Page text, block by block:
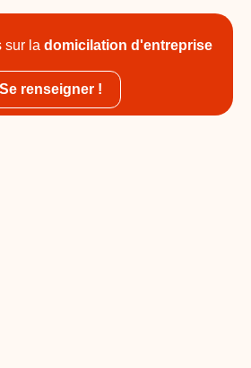
sur la domicilation d'entreprise
Se renseigner !